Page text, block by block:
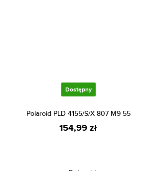
Dostępny
Polaroid PLD 4155/S/X 807 M9 55
154,99 zł